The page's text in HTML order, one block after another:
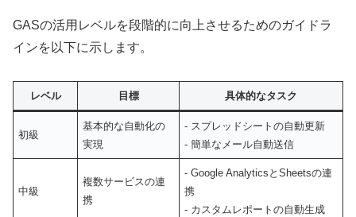
GASの活用レベルを段階的に向上させるためのガイドラ
インを以下に示します。
レベル 目標 具体的なタスク
初級
基本的な自動化の
実現
- スプレッドシートの自動更新
- 簡単なメール自動送信
中級
複数サービスの連
携
- Google AnalyticsとSheetsの連
携
- カスタムレポートの自動生成